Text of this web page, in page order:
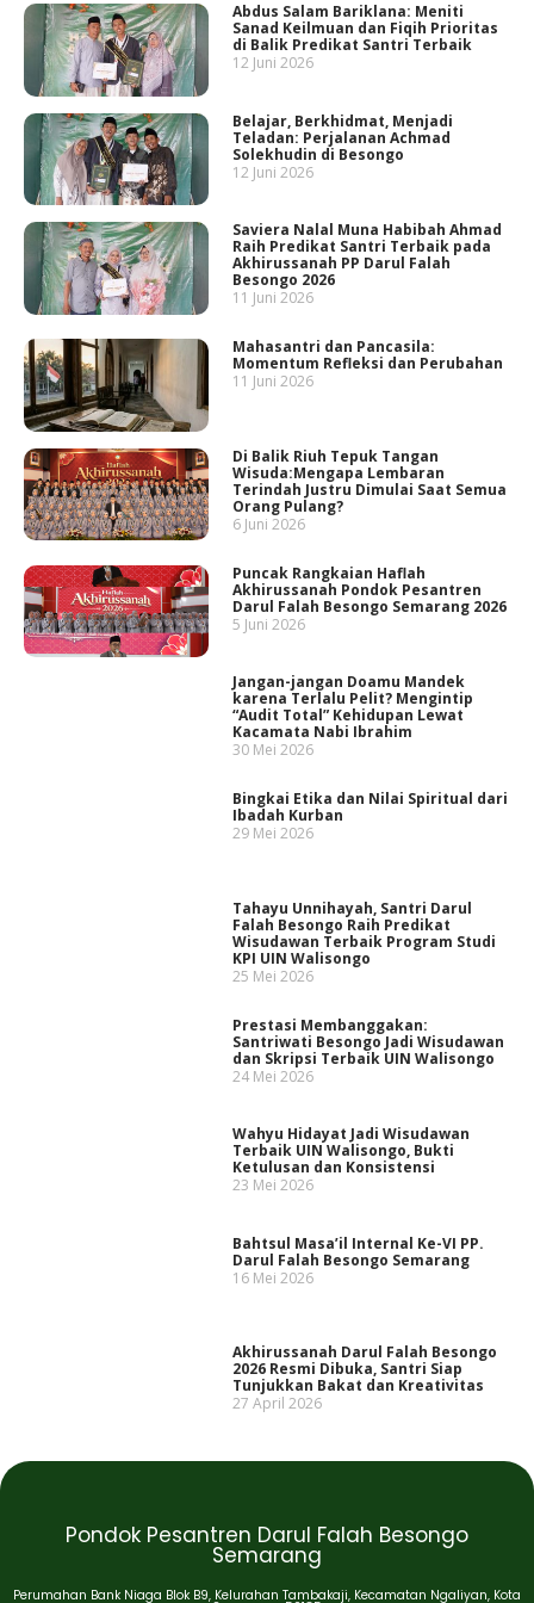
Abdus Salam Bariklana: Meniti
Sanad Keilmuan dan Fiqih Prioritas
di Balik Predikat Santri Terbaik
12 Juni 2026
Belajar, Berkhidmat, Menjadi
Teladan: Perjalanan Achmad
Solekhudin di Besongo
12 Juni 2026
Saviera Nalal Muna Habibah Ahmad
Raih Predikat Santri Terbaik pada
Akhirussanah PP Darul Falah
Besongo 2026
11 Juni 2026
Mahasantri dan Pancasila:
Momentum Refleksi dan Perubahan
11 Juni 2026
Di Balik Riuh Tepuk Tangan
Wisuda:Mengapa Lembaran
Terindah Justru Dimulai Saat Semua
Orang Pulang?
6 Juni 2026
Puncak Rangkaian Haflah
Akhirussanah Pondok Pesantren
Darul Falah Besongo Semarang 2026
5 Juni 2026
Jangan-jangan Doamu Mandek
karena Terlalu Pelit? Mengintip
“Audit Total” Kehidupan Lewat
Kacamata Nabi Ibrahim
30 Mei 2026
Bingkai Etika dan Nilai Spiritual dari
Ibadah Kurban
29 Mei 2026
Tahayu Unnihayah, Santri Darul
Falah Besongo Raih Predikat
Wisudawan Terbaik Program Studi
KPI UIN Walisongo
25 Mei 2026
Prestasi Membanggakan:
Santriwati Besongo Jadi Wisudawan
dan Skripsi Terbaik UIN Walisongo
24 Mei 2026
Wahyu Hidayat Jadi Wisudawan
Terbaik UIN Walisongo, Bukti
Ketulusan dan Konsistensi
23 Mei 2026
Bahtsul Masa’il Internal Ke-VI PP.
Darul Falah Besongo Semarang
16 Mei 2026
Akhirussanah Darul Falah Besongo
2026 Resmi Dibuka, Santri Siap
Tunjukkan Bakat dan Kreativitas
27 April 2026
Pondok Pesantren Darul Falah Besongo
Semarang
Perumahan Bank Niaga Blok B9, Kelurahan Tambakaji, Kecamatan Ngaliyan, Kota